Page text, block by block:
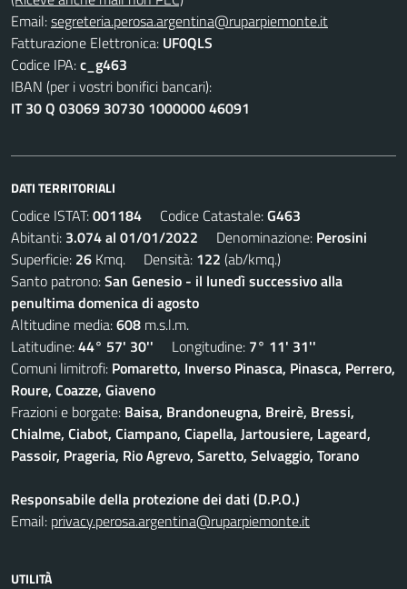
Email:segreteria.perosa.argentina@ruparpiemonte.it
Fatturazione Elettronica: UF0QLS
Codice IPA:c_g463
IBAN (per i vostri bonifici bancari):
IT 30 Q 03069 30730 1000000 46091
DATI TERRITORIALI
Codice ISTAT:001184 Codice Catastale:G463
Abitanti: 3.074 al 01/01/2022 Denominazione: Perosini
Superficie: 26 Kmq. Densità: 122 (ab/kmq.)
Santo patrono:San Genesio - il lunedì successivo alla
penultima domenica di agosto
Altitudine media:608 m.s.l.m.
Latitudine:44° 57' 30'' Longitudine: 7° 11' 31''
Comuni limitrofi: Pomaretto, Inverso Pinasca, Pinasca, Perrero,
Roure, Coazze, Giaveno
Frazioni e borgate: Baisa, Brandoneugna, Breirè, Bressi,
Chialme, Ciabot, Ciampano, Ciapella, Jartousiere, Lageard,
Passoir, Prageria, Rio Agrevo, Saretto, Selvaggio, Torano
Responsabile della protezione dei dati (D.P.O.)
Email: privacy.perosa.argentina@ruparpiemonte.it
UTILITÀ